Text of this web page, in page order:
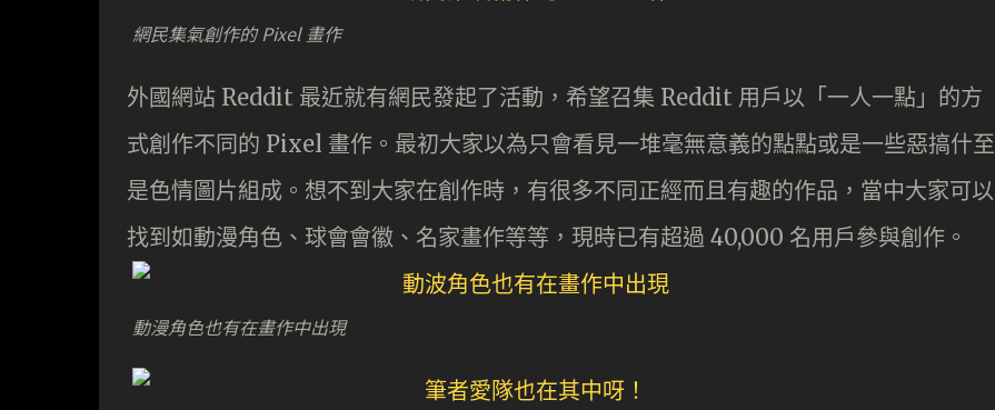
網民集氣創作的 Pixel 畫作
外國網站 Reddit 最近就有網民發起了活動，希望召集 Reddit 用戶以「一人一點」的方
式創作不同的 Pixel 畫作。最初大家以為只會看見一堆毫無意義的點點或是一些惡搞什至
是色情圖片組成。想不到大家在創作時，有很多不同正經而且有趣的作品，當中大家可以
找到如動漫角色、球會會徽、名家畫作等等，現時已有超過 40,000 名用戶參與創作。
動漫角色也有在畫作中出現